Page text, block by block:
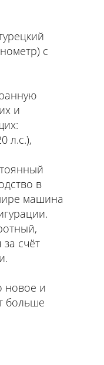
с
и
л.с.),
в
машина
счёт
новое и
больше